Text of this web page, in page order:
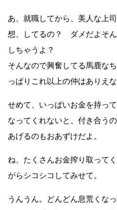
あ、就職してから、美人な上
想、してるの？ ダメだよそ
しちゃうよ？
そんなので興奮してる馬鹿な
っぱりこれ以上の仲はありえな
せめて、いっぱいお金を持っ
なってくれないと、付き合う
あげるのもおあずけだよ。
ね、たくさんお金搾り取って
がらシコシコしてみせて。
うんうん。どんどん息荒くなっ